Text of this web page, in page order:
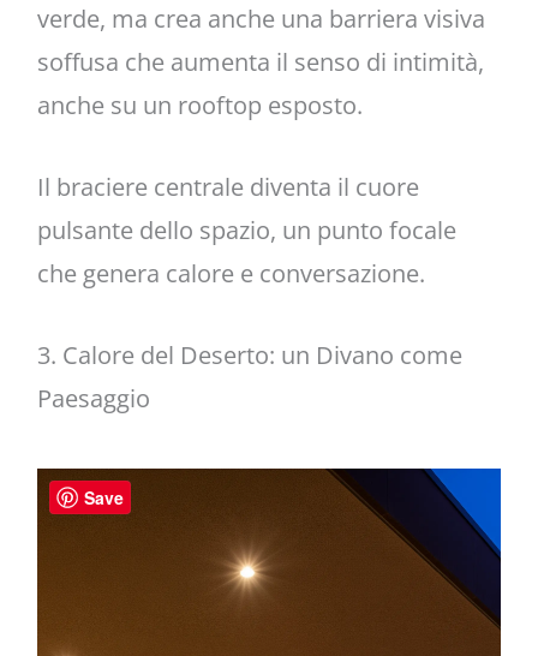
verde, ma crea anche una barriera visiva
soffusa che aumenta il senso di intimità,
anche su un rooftop esposto.
Il braciere centrale diventa il cuore
pulsante dello spazio, un punto focale
che genera calore e conversazione.
3. Calore del Deserto: un Divano come
Paesaggio
Save